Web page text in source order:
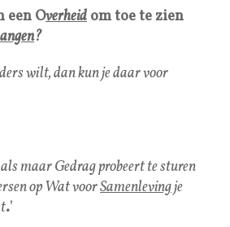
een Overheid om toe te zien
?
wilt, dan kun je daar voor
maar Gedrag probeert te sturen
op Wat voorSamenlevingje
.’